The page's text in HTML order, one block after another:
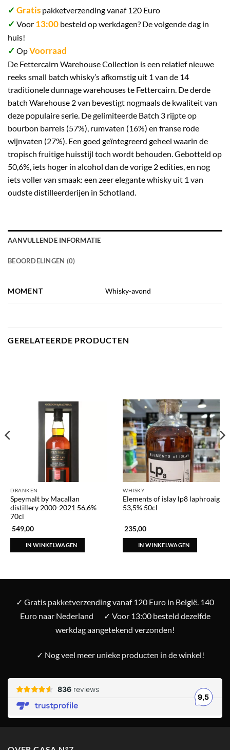
✓ Gratis pakketverzending vanaf 120 Euro
✓ Voor 13:00 besteld op werkdagen? De volgende dag in
huis!
✓ OpVoorraad
De Fettercairn Warehouse Collection is een relatief nieuwe
reeks small batch whisky’s afkomstig uit 1 van de 14
traditionele dunnage warehouses te Fettercairn. De derde
batch Warehouse 2 van bevestigt nogmaals de kwaliteit van
deze populaire serie. De gelimiteerde Batch 3 rijpte op
bourbon barrels (57%), rumvaten (16%) en franse rode
wijnvaten (27%). Een goed geïntegreerd geheel waarin de
tropisch fruitige huisstijl toch wordt behouden. Gebotteld op
50,6%, iets hoger in alcohol dan de vorige 2 edities, en nog
iets voller van smaak: een zeer elegante whisky uit 1 van
oudste distilleerderijen in Schotland.
AANVULLENDE INFORMATIE
BEOORDELINGEN (0)
MOMENT Whisky-avond
GERELATEERDE PRODUCTEN
DRANKEN
Speymalt by Macallan
distillery 2000-2021 56,6%
70cl
549,00
IN WINKELWAGEN
WHISKY
Elements of islay lp8 laphroaig
53,5% 50cl
235,00
IN WINKELWAGEN
✓ Gratis pakketverzending vanaf 120 Euro in België. 140
Euro naar Nederland
✓ Voor 13:00 besteld dezelfde
werkdag aangetekend verzonden!
✓ Nog veel meer unieke producten in de winkel!